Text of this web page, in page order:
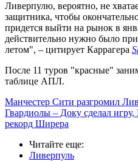
Ливерпулю, вероятно, не
защитника, чтобы
придется выйти на рынок в
действительно нужно было
летом", – цитирует Каррагера
После 11 туров "красные"
таблице АПЛ.
Манчестер Сити разгромил
Гвардиолы – Доку сделал
рекорд Ширера
Читайте еще:
Ливерпуль